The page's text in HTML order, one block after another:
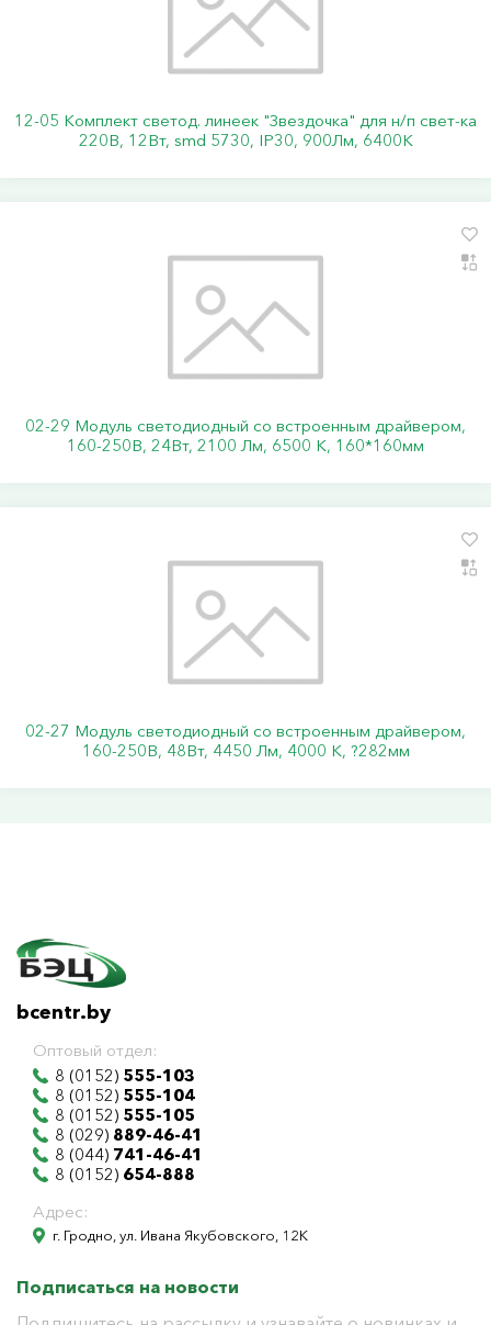
12-05 Комплект светод. линеек "Звездочка" для н/п свет-ка
220В, 12Вт, smd 5730, IP30, 900Лм, 6400К
02-29 Модуль светодиодный со встроенным драйвером,
160-250В, 24Вт, 2100 Лм, 6500 К, 160*160мм
02-27 Модуль светодиодный со встроенным драйвером,
160-250В, 48Вт, 4450 Лм, 4000 К, ?282мм
bcentr.by
Оптовый отдел:
8 (0152) 555-103
8 (0152) 555-104
8 (0152) 555-105
8 (029) 889-46-41
8 (044) 741-46-41
8 (0152) 654-888
Адрес:
г. Гродно, ул. Ивана Якубовского, 12К
Подписаться на новости